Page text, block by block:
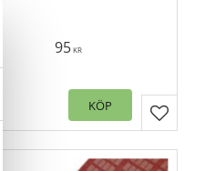
95KR
Lägg
KÖP